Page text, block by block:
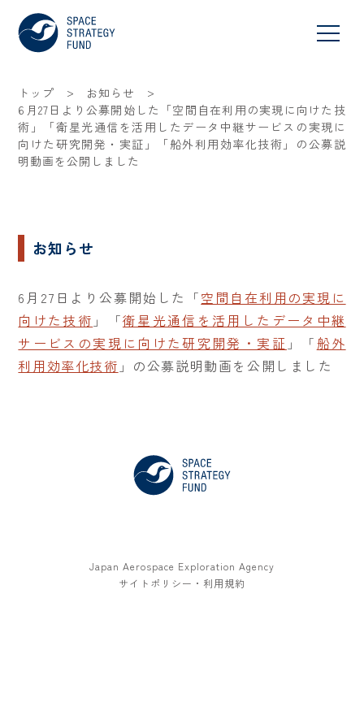
トップ > お知らせ
>
6月27日より公募開始した「空間自在利用の実現に向けた技
術」「衛星光通信を活用したデータ中継サービスの実現に
向けた研究開発・実証」「船外利用効率化技術」の公募説
明動画を公開しました
お知らせ
6月27日より公募開始した「空間自在利用の実現に
向けた技術 」「衛星光通信を活用したデータ中継
サービスの実現に向けた研究開発・実証 」「船外
利用効率化技術 」の公募説明動画を公開しました
Japan Aerospace Exploration Agency
サイトポリシー・利用規約